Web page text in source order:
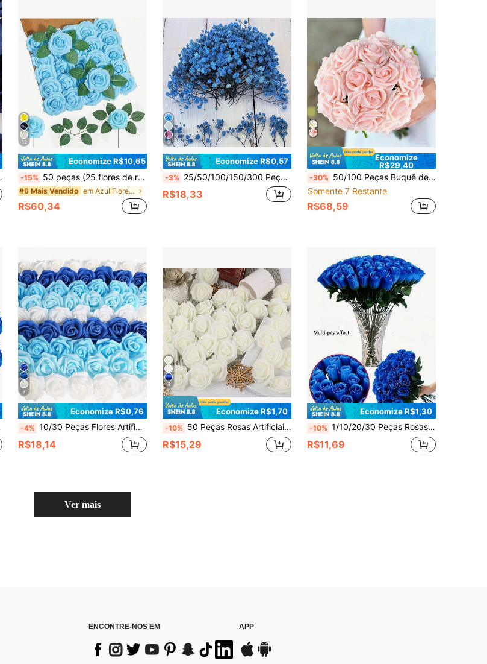
12
Economize R$10,65
-15% 50 peças (25 flores de rosa, 25 folhas) Hastes de Rosa Artificiais, Adequadas para Buquês de Casamento DIY, Decoração de Mesa, Festas, Decoração Doméstica, Também Adequadas para Dia dos Namorados, Presentes, Aniversários, Romances, Casamentos, Ano Novo, Formatura (Excluindo a Caixa de Embalagem)
#6 Mais Vendido em Azul Flores Artificiais
R$60,34
9
Economize R$0,57
-3% 25/50/100/150/300 Peças Mini Gipsófila e Outras Flores Artificiais - Para Arte de Molde de Resina e Artesanato, Usado para Acessórios de Cabelo, Coroas de Casamento, Flores de Mesa, Decoração de Casa, Etc.
R$18,33
Economize
R$29,40
-30% 50/100 Peças Buquê de Noiva de Rosa de Espuma Branca Pura de Alta Densidade, Buquê de Noiva Estilo Coreano Redondo, Adereço Floral para Fotografia de Casamento ao Ar Livre e Viagem, Buquê de Rosa Artificial Branca Fosca, Buquê de Cerimônia de Casamento Minimalista, Decoração de Casamento, Flor de Decoração de Fotografia de Casamento, Buquê de Noiva, Rosa Branca Artificial, Rosa de Espuma, Buquê em Formato de Bola, Adereço de Fotografia de Casamento, Buquê de Casamento
Somente 7 Restante
R$68,59
7
Economize R$0,76
-4% 10/30 Peças Flores Artificiais Azuis, Rosas Decorativas de Espuma de 2,75 Polegadas, Adequadas para Guirlandas, Caixas de Presente, Decoração de Casamento, Acessórios de Broche, Festas de Aniversário e Decorações de Feriados, Decoração Doméstica, Dia dos Namorados, Dia das Mães
R$18,14
4
Economize R$1,70
-10% 50 Peças Rosas Artificiais Azul Royal, Flores de Espuma Plástica, Adequadas para Centros de Mesa de Casamento DIY, Decoração Doméstica, Decoração Sazonal e Artesanato, Uso Versátil para Decoração de Festas de Feriados (Material Plástico, Artesanato Montado, Facilmente Danificado ou Descolado Quando Puxado com Força)
R$15,29
Economize R$1,30
-10% 1/10/20/30 Peças Rosas Azuis Artificiais, Flores de Seda, Flores Artificiais para Decoração de Sala de Estar, Acessórios de Casamento, Presente do Dia dos Namorados, Flores Eternas. Adequado para Festa de Aniversário, Reunião, Decoração de Local, Buquê de Casamento, Buquê de Noiva, Decoração Doméstica, Restaurante, Quarto, Decoração de Parapeito de Janela, Decoração de Vaso, Decoração de Ano Novo, Jardim Externo, Temporada de Volta às Aulas, Plantas Artificiais, Decoração de Outono, Quarto, Mesa, Decoração de Jardim, Suprimentos de Decoração de Quarto, Decoração de Halloween, Decoração de Natal
R$11,69
Ver mais
ENCONTRE-NOS EM APP